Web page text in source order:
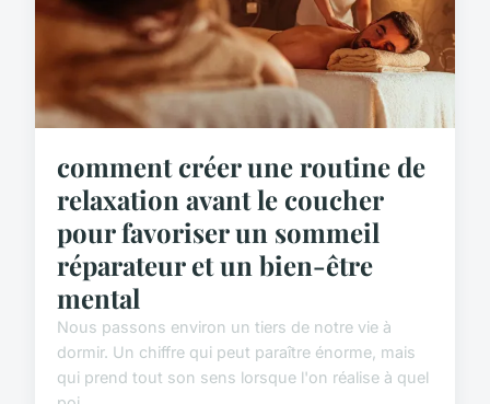
comment créer une routine de
relaxation avant le coucher
pour favoriser un sommeil
réparateur et un bien-être
mental
Nous passons environ un tiers de notre vie à
dormir. Un chiffre qui peut paraître énorme, mais
qui prend tout son sens lorsque l'on réalise à quel